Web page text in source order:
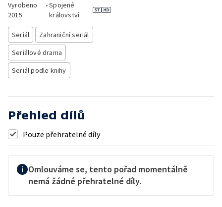
Vyrobeno
2015
•Spojené
království
Seriál
Zahraniční seriál
Seriálové drama
Seriál podle knihy
Přehled dílů
Pouze přehratelné díly
Omlouváme se, tento pořad momentálně
nemá žádné přehratelné díly.